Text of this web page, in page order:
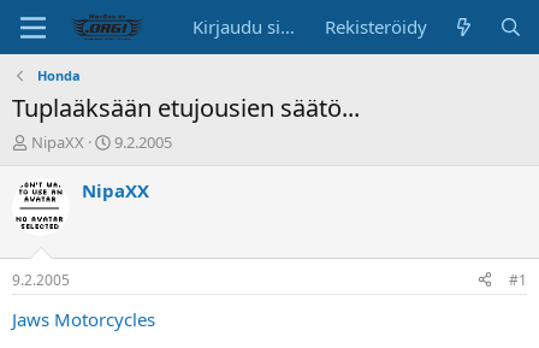
Kirjaudu sisään Rekisteröidy
Honda
Tuplaäksään etujousien säätö...
K
s
k
u
s
t
e
l
NipaXX
A
o
p
ä
i
9.2.2005
NipaXX
9.2.2005 #1
Jaws Motorcycles